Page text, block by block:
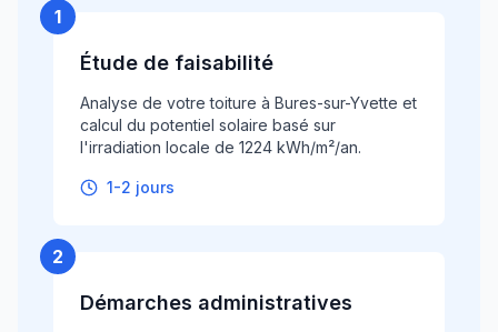
1
Étude de faisabilité
Analyse de votre toiture à Bures-sur-Yvette et
calcul du potentiel solaire basé sur
l'irradiation locale de 1224 kWh/m²/an.
1-2 jours
2
Démarches administratives